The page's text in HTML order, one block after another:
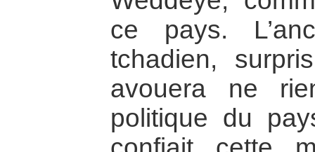
ce pays.
tchadien,
avouera ne
politique du